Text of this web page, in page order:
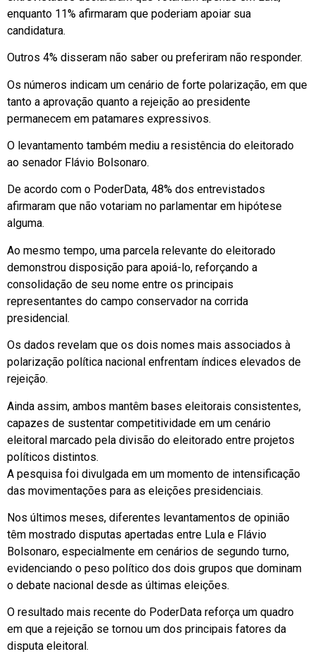
enquanto 11% afirmaram que poderiam apoiar sua
candidatura.
Outros 4% disseram não saber ou preferiram não responder.
Os números indicam um cenário de forte polarização, em que
tanto a aprovação quanto a rejeição ao presidente
permanecem em patamares expressivos.
O levantamento também mediu a resistência do eleitorado
ao senador Flávio Bolsonaro.
De acordo com o PoderData, 48% dos entrevistados
afirmaram que não votariam no parlamentar em hipótese
alguma.
Ao mesmo tempo, uma parcela relevante do eleitorado
demonstrou disposição para apoiá-lo, reforçando a
consolidação de seu nome entre os principais
representantes do campo conservador na corrida
presidencial.
Os dados revelam que os dois nomes mais associados à
polarização política nacional enfrentam índices elevados de
rejeição.
Ainda assim, ambos mantêm bases eleitorais consistentes,
capazes de sustentar competitividade em um cenário
eleitoral marcado pela divisão do eleitorado entre projetos
políticos distintos.
A pesquisa foi divulgada em um momento de intensificação
das movimentações para as eleições presidenciais.
Nos últimos meses, diferentes levantamentos de opinião
têm mostrado disputas apertadas entre Lula e Flávio
Bolsonaro, especialmente em cenários de segundo turno,
evidenciando o peso político dos dois grupos que dominam
o debate nacional desde as últimas eleições.
O resultado mais recente do PoderData reforça um quadro
em que a rejeição se tornou um dos principais fatores da
disputa eleitoral.